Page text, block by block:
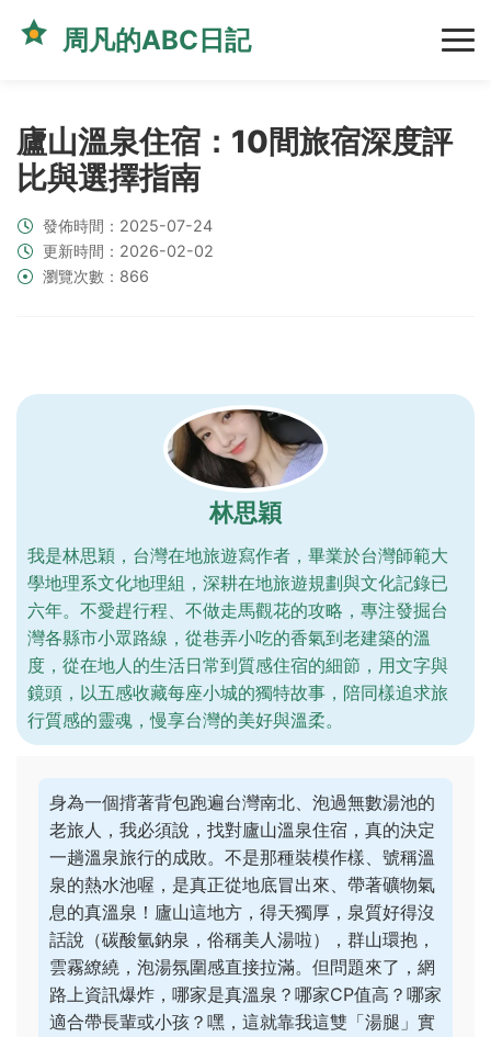
周凡的ABC日記
廬山溫泉住宿：10間旅宿深度評
比與選擇指南
發佈時間：2025-07-24
更新時間：2026-02-02
瀏覽次數：866
林思穎
我是林思穎，台灣在地旅遊寫作者，畢業於台灣師範大
學地理系文化地理組，深耕在地旅遊規劃與文化記錄已
六年。不愛趕行程、不做走馬觀花的攻略，專注發掘台
灣各縣市小眾路線，從巷弄小吃的香氣到老建築的溫
度，從在地人的生活日常到質感住宿的細節，用文字與
鏡頭，以五感收藏每座小城的獨特故事，陪同樣追求旅
行質感的靈魂，慢享台灣的美好與溫柔。
身為一個揹著背包跑遍台灣南北、泡過無數湯池的
老旅人，我必須說，找對廬山溫泉住宿，真的決定
一趟溫泉旅行的成敗。不是那種裝模作樣、號稱溫
泉的熱水池喔，是真正從地底冒出來、帶著礦物氣
息的真溫泉！廬山這地方，得天獨厚，泉質好得沒
話說（碳酸氫鈉泉，俗稱美人湯啦），群山環抱，
雲霧繚繞，泡湯氛圍感直接拉滿。但問題來了，網
路上資訊爆炸，哪家是真溫泉？哪家CP值高？哪家
適合帶長輩或小孩？嘿，這就靠我這雙「湯腿」實